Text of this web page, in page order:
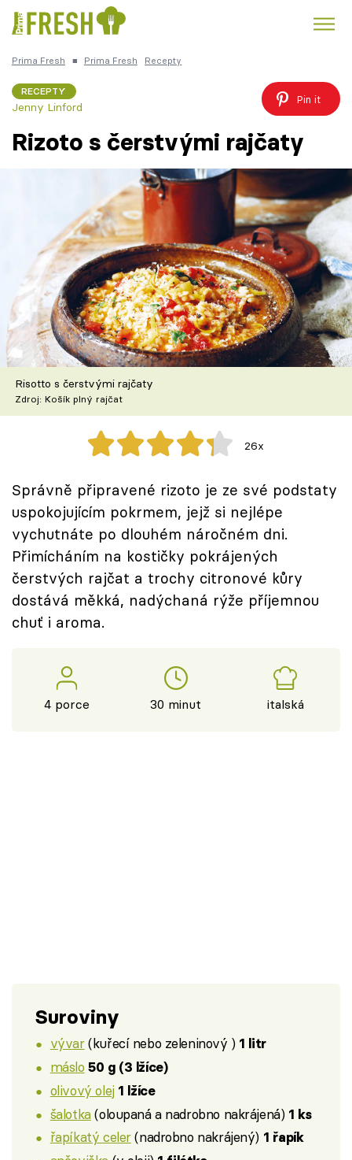
Česká kuchyně
Témata
Recepty
Články
TV Program
Škola vaření
Recepty z TV
Speciál: Cuketa
Těhotnej kuchař
Sledujte prima+
Přihlášení
Sledujte nás
Prima Fresh ■ Prima Fresh Recepty
RECEPTY
Jenny Linford
Pin it
Rizoto s čerstvými rajčaty
Risotto s čerstvými rajčaty
Zdroj: Košík plný rajčat
26x
Správně připravené rizoto je ze své podstaty
uspokojujícím pokrmem, jejž si nejlépe
vychutnáte po dlouhém náročném dni.
Přimícháním na kostičky pokrájených
čerstvých rajčat a trochy citronové kůry
dostává měkká, nadýchaná rýže příjemnou
chuť i aroma.
4 porce 30 minut italská
Suroviny
vývar(kuřecí nebo zeleninový ) 1 litr
máslo 50 g (3 lžíce)
olivový olej 1 lžíce
šalotka(oloupaná a nadrobno nakrájená) 1 ks
řapíkatý celer(nadrobno nakrájený) 1 řapík